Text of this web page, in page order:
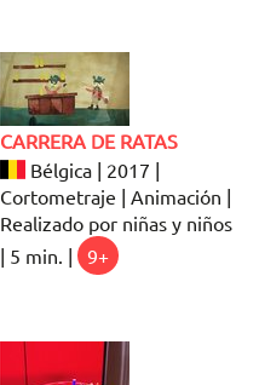
CARRERA DE RATAS
Bélgica | 2017 |
Cortometraje | Animación |
Realizado por niñas y niños
| 5 min. |
9+